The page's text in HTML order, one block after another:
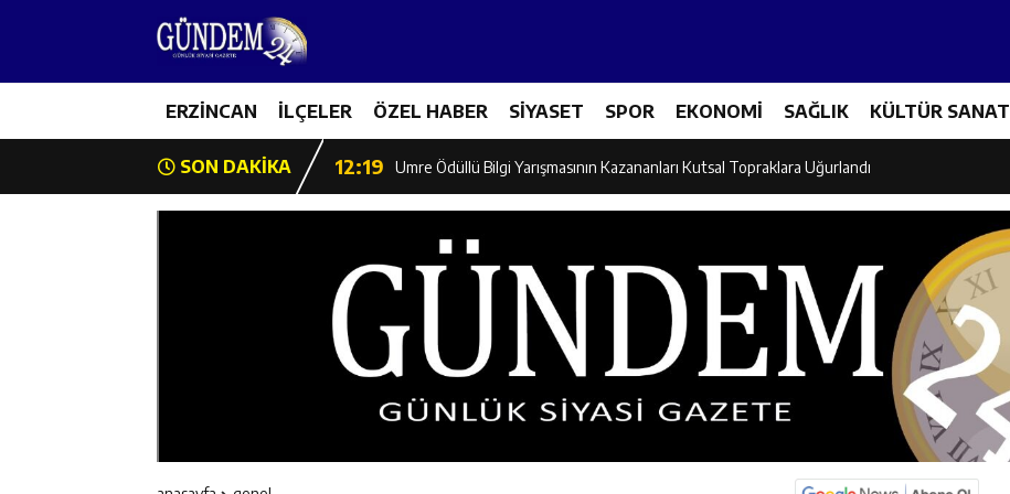
ERZİNCAN İLÇELER ÖZEL HABER SİYASET SPOR EKONOMİ SAĞLIK KÜLTÜR SANAT
SON DAKİKA
17:03 Erzincan Emniyeti’nden Semt Pazarında Bilgilendirme Faaliyeti
12:19 Umre Ödüllü Bilgi Yarışmasının Kazananları Kutsal Topraklara Uğurlandı
12:17 Üzümlü’de Yaz Akşamlarına Açık Hava Sineması Renk Kattı
12:16 Vali Yardımcıları Canpolat ve Kaya, Mehmet Zengin’in Cenaze Törenine Katıldı
Geleceğin Hafızlarına Ziyaret: Burhan İşliyen Erzincan’da Kur’an Kursu Öğrencileriyle Buluştu